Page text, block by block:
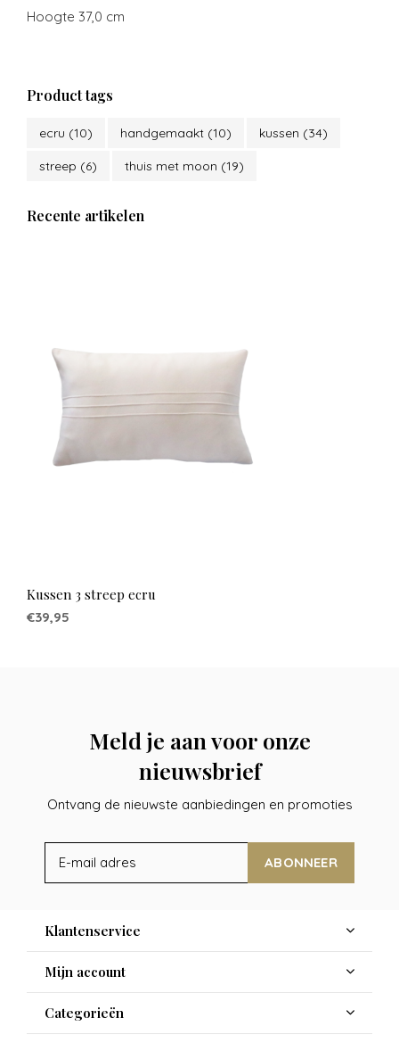
Hoogte 37,0 cm
Product tags
ecru (10) handgemaakt (10) kussen (34)
streep (6) thuis met moon (19)
Recente artikelen
Kussen 3 streep ecru
€39,95
Meld je aan voor onze
nieuwsbrief
Ontvang de nieuwste aanbiedingen en promoties
ABONNEER
Klantenservice
Mijn account
Categorieën